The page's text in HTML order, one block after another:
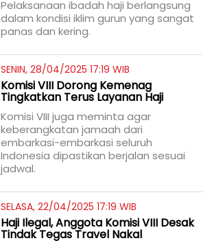
Pelaksanaan ibadah haji berlangsung
dalam kondisi iklim gurun yang sangat
panas dan kering.
SENIN, 28/04/2025 17:19 WIB
Komisi VIII Dorong Kemenag
Tingkatkan Terus Layanan Haji
Komisi VIII juga meminta agar
keberangkatan jamaah dari
embarkasi-embarkasi seluruh
Indonesia dipastikan berjalan sesuai
jadwal.
SELASA, 22/04/2025 17:19 WIB
Haji Ilegal, Anggota Komisi VIII Desak
Tindak Tegas Travel Nakal